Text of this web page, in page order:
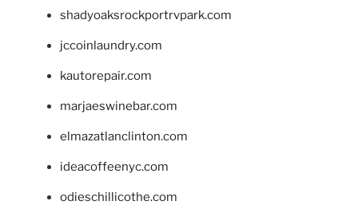
shadyoaksrockportrvpark.com
jccoinlaundry.com
kautorepair.com
marjaeswinebar.com
elmazatlanclinton.com
ideacoffeenyc.com
odieschillicothe.com